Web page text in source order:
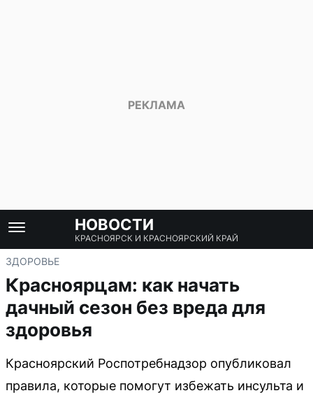
НОВОСТИ
КРАСНОЯРСК И КРАСНОЯРСКИЙ КРАЙ
ЗДОРОВЬЕ
Красноярцам: как начать
дачный сезон без вреда для
здоровья
Красноярский Роспотребнадзор опубликовал
правила, которые помогут избежать инсульта и